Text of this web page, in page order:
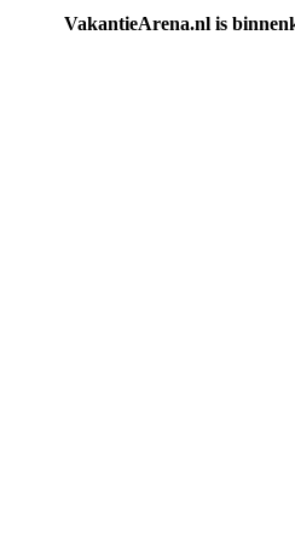
VakantieArena.nl is